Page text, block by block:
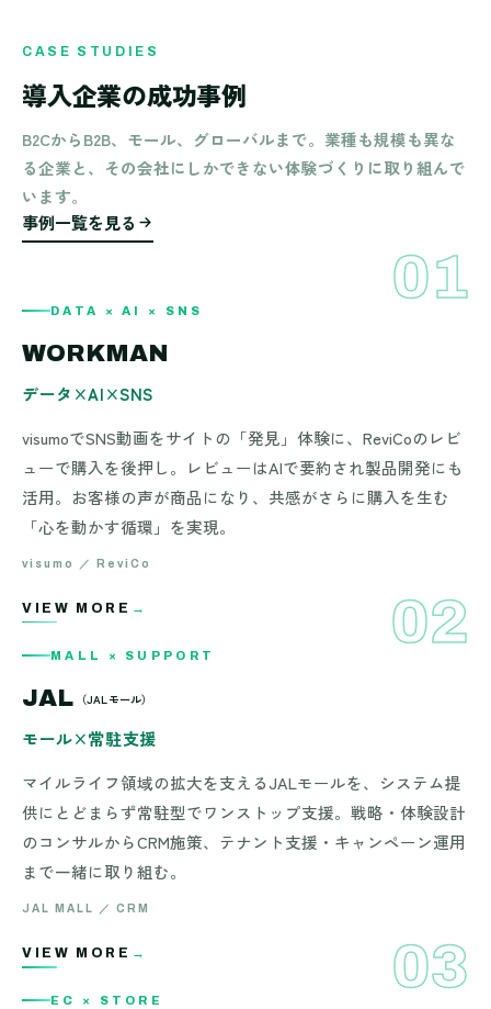
CASE STUDIES
導入企業の成功事例
B2CからB2B、モール、グローバルまで。業種も規模も異な
る企業と、その会社にしかできない体験づくりに取り組んで
います。
事例一覧を見る
01
DATA × AI × SNS
DATA × AI × SNS — WORKMAN — visumo ／ ReviCo — DATA ×
DATA × AI × SNS
WORKMAN
データ×AI×SNS
visumoでSNS動画をサイトの「発見」体験に、ReviCoのレビ
ューで購入を後押し。レビューはAIで要約され製品開発にも
活用。お客様の声が商品になり、共感がさらに購入を生む
「心を動かす循環」を実現。
visumo ／ ReviCo
VIEW MORE → 02
MALL × SUPPORT
× SUPPORT — JAL — JAL MALL ／ CRM — MALL ×
MALL × SUPPORT
JAL （JALモール）
モール×常駐支援
マイルライフ領域の拡大を支えるJALモールを、システム提
供にとどまらず常駐型でワンストップ支援。戦略・体験設計
のコンサルからCRM施策、テナント支援・キャンペーン運用
まで一緒に取り組む。
JAL MALL ／ CRM
VIEW MORE → 03
EC × STORE
— EC × STORE — KOHNAN — OMO ／ Sechstant — EC × STORE
EC × STORE